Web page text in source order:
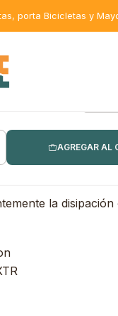
porta Bicicletas y
AGREGAR AL
la